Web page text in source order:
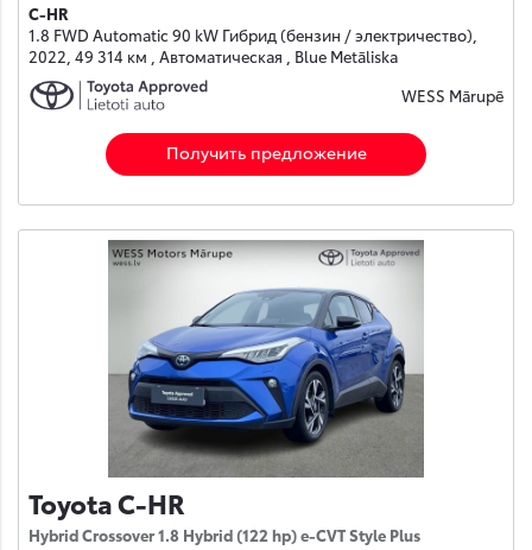
C-HR
1.8 FWD Automatic 90 kW Гибрид (бензин / электричество),
2022, 49 314 км , Автоматическая , Blue Metāliska
WESS Mārupē
Получить предложение
Toyota C-HR
Hybrid Crossover 1.8 Hybrid (122 hp) e-CVT Style Plus